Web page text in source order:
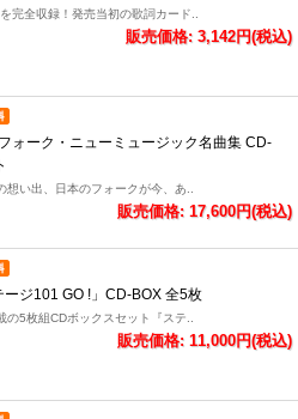
完全収録！発売当初の歌詞カード..
販売価格: 3,142円(税込)
ォーク・ニューミュージック名曲集 CD-
想い出、日本のフォークが今、あ..
販売価格: 17,600円(税込)
ジ101 GO !」CD-BOX 全5枚
の5枚組CDボックスセット『ステ..
販売価格: 11,000円(税込)